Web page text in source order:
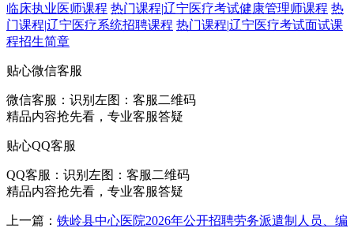
临床执业医师课程 热门课程|辽宁医疗考试健康管理师课程 热
门课程|辽宁医疗系统招聘课程 热门课程|辽宁医疗考试面试课
程招生简章
贴心微信客服
微信客服： 识别左图：客服二维码
精品内容抢先看，专业客服答疑
贴心QQ客服
QQ客服： 识别左图：客服二维码
精品内容抢先看，专业客服答疑
上一篇： 铁岭县中心医院2026年公开招聘劳务派遣制人员、编